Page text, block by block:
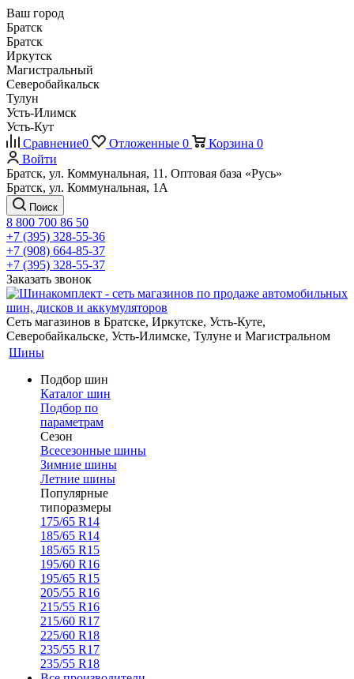
Ваш город
Братск
Братск
Иркутск
Магистральный
Северобайкальск
Тулун
Усть-Илимск
Усть-Кут
Сравнение0 Отложенные 0 Корзина 0
Войти
Братск, ул. Коммунальная, 11. Оптовая база «Русь»
Братск, ул. Коммунальная, 1А
Поиск
8 800 700 86 50
+7 (395) 328-55-36
+7 (908) 664-85-37
+7 (395) 328-55-37
Заказать звонок
Сеть магазинов в Братске, Иркутске, Усть-Куте,
Северобайкальске, Усть-Илимске, Тулуне и Магистральном
Шины
Подбор шин
Каталог шин
Подбор по
параметрам
Сезон
Всесезонные шины
Зимние шины
Летние шины
Популярные
типоразмеры
175/65 R14
185/65 R14
185/65 R15
195/60 R16
195/65 R15
205/55 R16
215/55 R16
215/60 R17
225/60 R18
235/55 R17
235/55 R18